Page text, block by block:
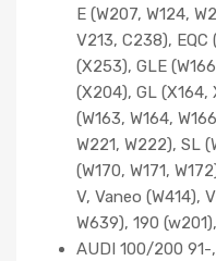
E (W207, W124,
V213, C238),
(X253), GLE
(X204), GL (X164,
(W163, W164,
W221, W222), SL
(W170, W171,
V, Vaneo (W414),
W639), 190
AUDI 100/200